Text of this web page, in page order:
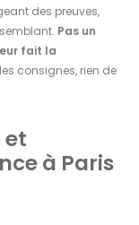
des preuves,
Pas un
fait la
consignes, rien de
et
à Paris